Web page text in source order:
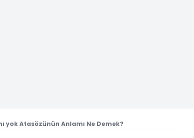
yok Atasözünün Anlamı Ne Demek?